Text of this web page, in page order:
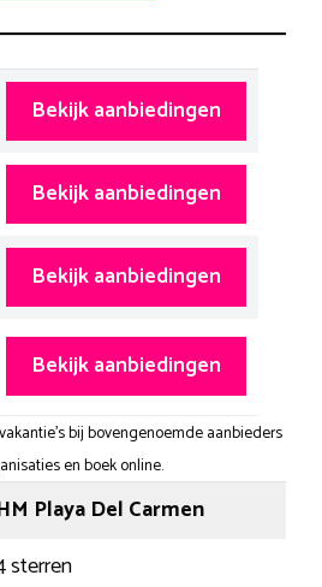
Bekijk aanbiedingen
Bekijk aanbiedingen
Bekijk aanbiedingen
Bekijk aanbiedingen
bij bovengenoemde aanbieders
en boek online.
Playa Del Carmen
sterren